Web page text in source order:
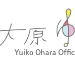
Yuiko Ohara